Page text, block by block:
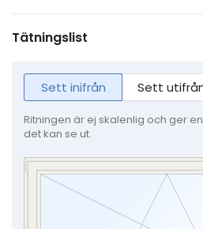
Tätningslist
Sett inifrån Sett
Ritningen är ej skalenlig och ger
det kan se ut.